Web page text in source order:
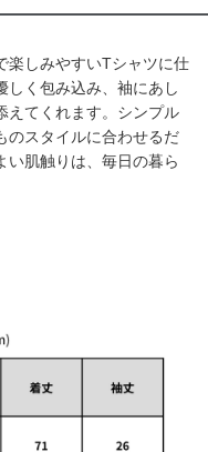
楽しみやすいTシャツに仕
しく包み込み、袖にあし
えてくれます。シンプル
のスタイルに合わせるだ
い肌触りは、毎日の暮ら